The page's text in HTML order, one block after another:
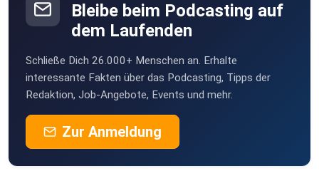
Bleibe beim Podcasting auf
dem Laufenden
Schließe Dich 26.000+ Menschen an. Erhalte
interessante Fakten über das Podcasting, Tipps der
Redaktion, Job-Angebote, Events und mehr.
Zur Anmeldung